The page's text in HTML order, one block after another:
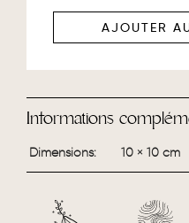
AJOUTER
Informations
Dimensions 10 × 10 cm